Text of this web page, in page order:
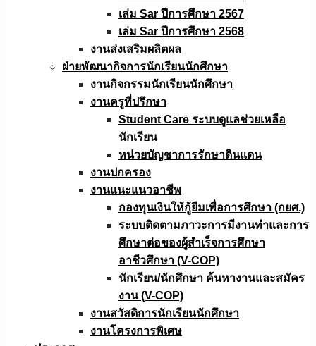
เล่ม Sar ปีการศึกษา 2567
เล่ม Sar ปีการศึกษา 2568
งานส่งเสริมผลิตผล
ฝ่ายพัฒนากิจการนักเรียนนักศึกษา
งานกิจกรรมนักเรียนนักศึกษา
งานครูที่ปรึกษา
Student Care ระบบดูแลช่วยเหลือ
นักเรียน
หน่วยบัญชาการรักษาดินแดน
งานปกครอง
งานแนะแนวอาชีพ
กองทุนเงินให้กู้ยืมเพื่อการศึกษา (กยศ.)
ระบบติดตามภาวะการมีงานทำและการ
ศึกษาต่อของผู้สำเร็จการศึกษา
อาชีวศึกษา (V-COP)
นักเรียน/นักศึกษา ค้นหางานและสมัคร
งาน (V-COP)
งานสวัสดิการนักเรียนนักศึกษา
งานโครงการพิเศษ